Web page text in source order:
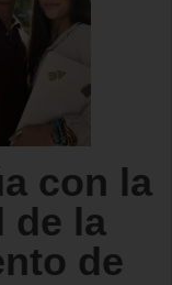
con la
de la
de